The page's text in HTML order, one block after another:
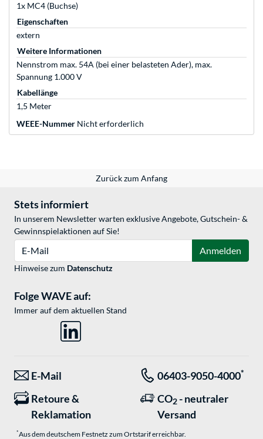
1x MC4 (Buchse)
Eigenschaften
extern
Weitere Informationen
Nennstrom max. 54A (bei einer belasteten Ader), max.
Spannung 1.000 V
Kabellänge
1,5 Meter
WEEE-Nummer Nicht erforderlich
Zurück zum Anfang
Stets informiert
In unserem Newsletter warten exklusive Angebote, Gutschein- &
Gewinnspielaktionen auf Sie!
Anmelden
Hinweise zum Datenschutz
Folge WAVE auf:
Immer auf dem aktuellen Stand
E-Mail 06403-9050-4000*
Retoure &
Reklamation
CO2 - neutraler
Versand
*Aus dem deutschem Festnetz zum Ortstarif erreichbar.